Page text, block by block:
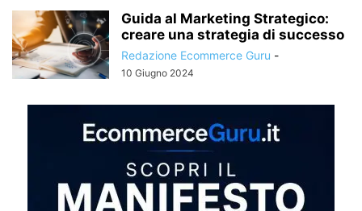
Guida al Marketing Strategico:
creare una strategia di successo
Redazione Ecommerce Guru -
10 Giugno 2024